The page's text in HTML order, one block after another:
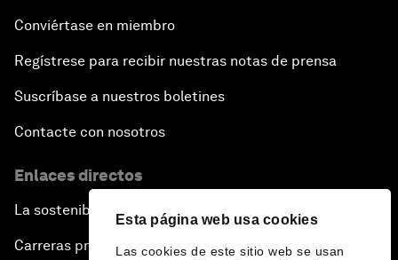
Esta página web usa cookies
Las cookies de este sitio web se usan
Conviértase en miembro
Regístrese para recibir nuestras notas de prensa
Suscríbase a nuestros boletines
Contacte con nosotros
Enlaces directos
La sostenibilidad en el Foro
Carreras profesionales